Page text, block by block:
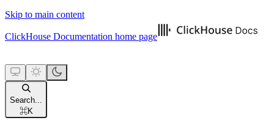
Skip to main content
ClickHouse Documentation home page
Search...
⌘K